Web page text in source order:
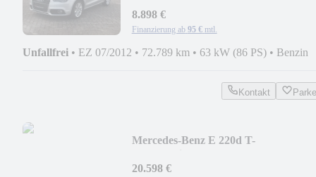
8.898 €
Finanzierung ab 95 € mtl.
Unfallfrei • EZ 07/2012 • 72.789 km • 63 kW (86 PS) • Benzin
Kontakt
Mercedes-Benz E 220d T-
20.598 €